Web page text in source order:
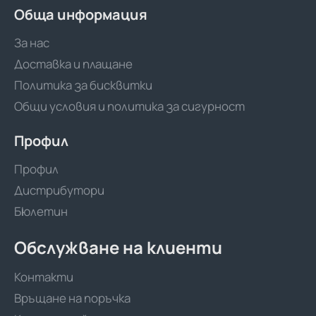
Обща информация
За нас
Доставка и плащане
Политика за бисквитки
Общи условия и политика за сигурност
Профил
Профил
Дистрибутори
Бюлетин
Обслужване на клиенти
Контакти
Връщане на поръчка